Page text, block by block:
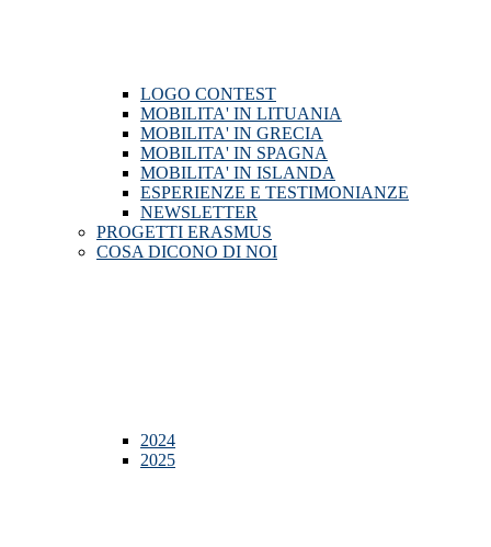
LOGO CONTEST
MOBILITA' IN LITUANIA
MOBILITA' IN GRECIA
MOBILITA' IN SPAGNA
MOBILITA' IN ISLANDA
ESPERIENZE E TESTIMONIANZE
NEWSLETTER
PROGETTI ERASMUS
COSA DICONO DI NOI
2024
2025